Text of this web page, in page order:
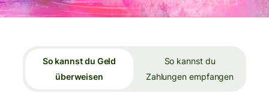
So kannst du Geld
überweisen
So kannst du
Zahlungen empfangen